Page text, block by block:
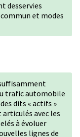
desservies
et modes
trafic automobile
dits « actifs »
avec les
à évoluer
lignes de